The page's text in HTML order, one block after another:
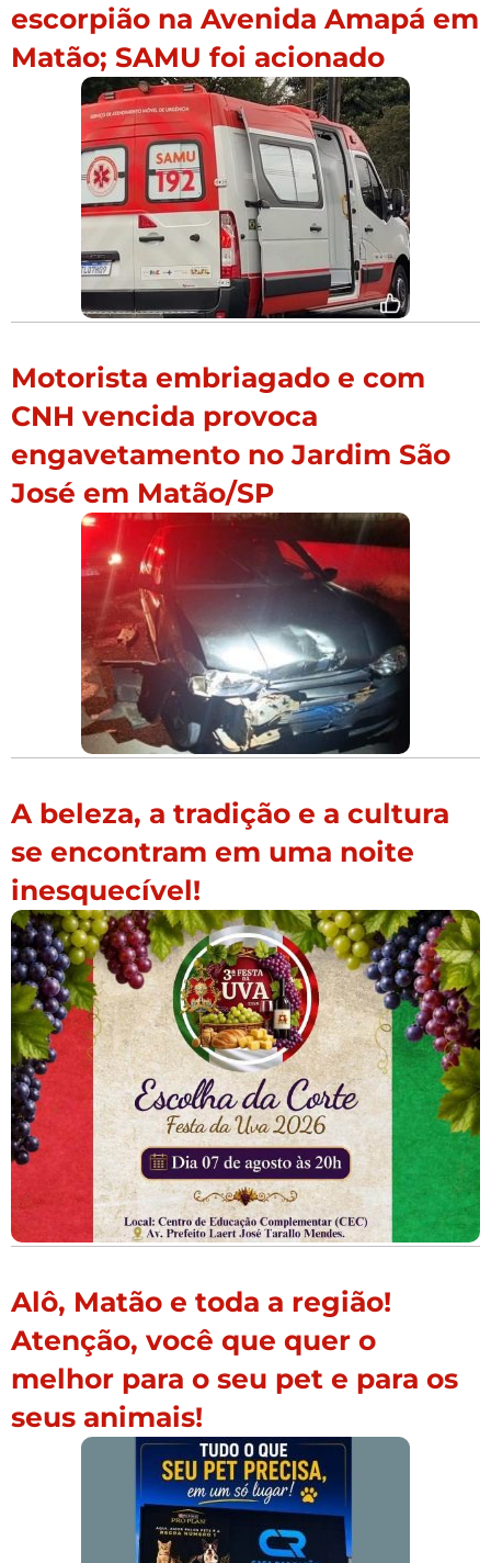
escorpião na Avenida Amapá em
Matão; SAMU foi acionado
Motorista embriagado e com
CNH vencida provoca
engavetamento no Jardim São
José em Matão/SP
A beleza, a tradição e a cultura
se encontram em uma noite
inesquecível!
Alô, Matão e toda a região!
Atenção, você que quer o
melhor para o seu pet e para os
seus animais!